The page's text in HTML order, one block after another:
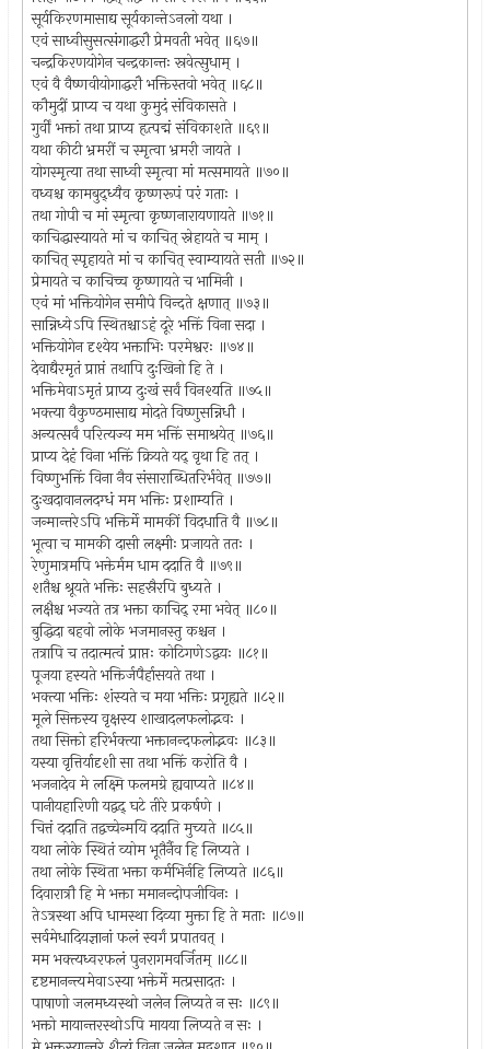
सूर्यकिरणमासाद्य सूर्यकान्तेऽनलो यथा ।
एवं साध्वीसुसत्संगाद्धरौ प्रेमवती भवेत् ॥६७॥
चन्द्रकिरणयोगेन चन्द्रकान्तः स्रवेत्सुधाम् ।
एवं वै वैष्णवीयोगाद्धरौ भक्तिस्तवो भवेत् ॥६८॥
कौमुदीं प्राप्य च यथा कुमुदं संविकासते ।
गुर्वीं भक्तां तथा प्राप्य हृत्पद्मं संविकाशते ॥६९॥
यथा कीटी भ्रमरीं च स्मृत्वा भ्रमरी जायते ।
योगस्मृत्या तथा साध्वी स्मृत्वा मां मत्समायते ॥७०॥
वध्वश्च कामबुद्ध्यैव कृष्णरूपं परं गताः ।
तथा गोपी च मां स्मृत्वा कृष्णनारायणायते ॥७१॥
काचिद्धास्यायते मां च काचित् स्नेहायते च माम् ।
काचित् स्पृहायते मां च काचित् स्वाम्यायते सती ॥७२॥
प्रेमायते च काचिच्च कृष्णायते च भामिनी ।
एवं मां भक्तियोगेन समीपे विन्दते क्षणात् ॥७३॥
सान्निध्येऽपि स्थितश्चाऽहं दूरे भक्तिं विना सदा ।
भक्तियोगेन दृश्येय भक्ताभिः परमेश्वरः ॥७४॥
देवाद्यैरमृतं प्राप्तं तथापि दुःखिनो हि ते ।
भक्तिमेवाऽमृतं प्राप्य दुःखं सर्वं विनश्यति ॥७५॥
भक्त्या वैकुण्ठमासाद्य मोदते विष्णुसन्निधौ ।
अन्यत्सर्वं परित्यज्य मम भक्तिं समाश्रयेत् ॥७६॥
प्राप्य देहं विना भक्तिं क्रियते यद् वृथा हि तत् ।
विष्णुभक्तिं विना नैव संसाराब्धितरिर्भवेत् ॥७७॥
दुःखदावानलदग्धं मम भक्तिः प्रशाम्यति ।
जन्मान्तरेऽपि भक्तिर्मे मामकीं विदधाति वै ॥७८॥
भूत्वा च मामकी दासी लक्ष्मीः प्रजायते ततः ।
रेणुमात्रमपि भक्तेर्मम धाम ददाति वै ॥७९॥
शतैश्च श्रूयते भक्तिः सहस्रैरपि बुध्यते ।
लक्षैश्च भज्यते तत्र भक्ता काचिद् रमा भवेत् ॥८०॥
बुद्धिदा बहवो लोके भजमानस्तु कश्चन ।
तत्रापि च तदात्मत्वं प्राप्तः कोटिगणेऽद्वयः ॥८१॥
पूजया हस्यते भक्तिर्जपैर्हासयते तथा ।
भक्त्या भक्तिः शंस्यते च मया भक्तिः प्रगृह्यते ॥८२॥
मूले सिक्तस्य वृक्षस्य शाखादलफलोद्भवः ।
तथा सिक्तो हरिर्भक्त्या भक्तानन्दफलोद्भवः ॥८३॥
यस्या वृत्तिर्यादृशी सा तथा भक्तिं करोति वै ।
भजनादेव मे लक्ष्मि फलमग्रे ह्यवाप्यते ॥८४॥
पानीयहारिणी यद्वद् घटे तीरे प्रकर्षणे ।
चित्तं ददाति तद्वच्चेन्मयि ददाति मुच्यते ॥८५॥
यथा लोके स्थितं व्योम भूतैर्नैव हि लिप्यते ।
तथा लोके स्थिता भक्ता कर्मभिर्नहि लिप्यते ॥८६॥
दिवारात्रौ हि मे भक्ता ममानन्दोपजीविनः ।
तेऽत्रस्था अपि धामस्था दिव्या मुक्ता हि ते मताः ॥८७॥
सर्वमेधादियज्ञानां फलं स्वर्गं प्रपातवत् ।
मम भक्त्यध्वरफलं पुनरागमवर्जितम् ॥८८॥
दृष्टमानन्त्यमेवाऽस्या भक्तेर्मे मत्प्रसादतः ।
पाषाणो जलमध्यस्थो जलेन लिप्यते न सः ॥८९॥
भक्तो मायान्तरस्थोऽपि मायया लिप्यते न सः ।